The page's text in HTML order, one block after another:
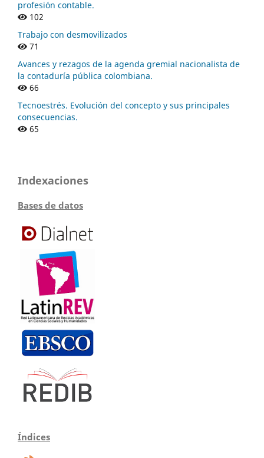
profesión contable.
102
Trabajo con desmovilizados
71
Avances y rezagos de la agenda gremial nacionalista de
la contaduría pública colombiana.
66
Tecnoestrés. Evolución del concepto y sus principales
consecuencias.
65
Indexaciones
Bases de datos
Índices